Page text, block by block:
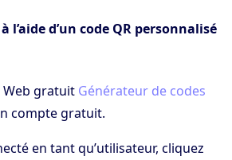
l’aide d’un code QR personnalisé
Web gratuit Générateur de codes
compte gratuit.
en tant qu’utilisateur, cliquez